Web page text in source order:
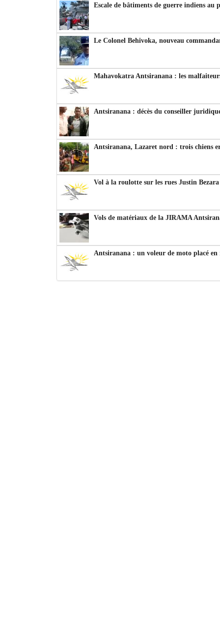
Escale de bâtiments de guerre indiens au
Le Colonel Behivoka, nouveau
Mahavokatra Antsiranana : les
Antsiranana : décès du conseiller
Antsiranana, Lazaret nord : trois chiens
Vol à la roulotte sur les rues Justin
Vols de matériaux de la JIRAMA
Antsiranana : un voleur de moto placé en